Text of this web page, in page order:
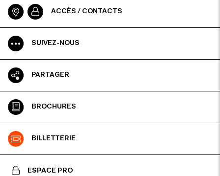
À propos :signelazer
ACCÈS / CONTACTS
SUIVEZ-NOUS
PARTAGER
BROCHURES
BILLETTERIE
ESPACE PRO